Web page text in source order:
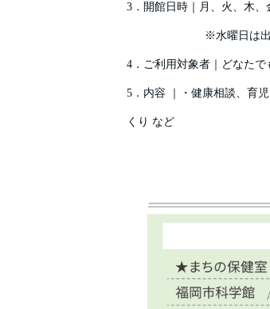
3．開館日時｜月、火、木、
※水曜日は出張保
4．ご利用対象者｜どなたで
5．内容 ｜・健康相談、育
くり など